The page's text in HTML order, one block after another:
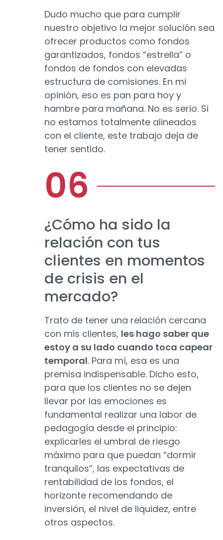
Dudo mucho que para cumplir
nuestro objetivo la mejor solución sea
ofrecer productos como fondos
garantizados, fondos “estrella” o
fondos de fondos con elevadas
estructura de comisiones. En mi
opinión, eso es pan para hoy y
hambre para mañana. No es serio. Si
no estamos totalmente alineados
con el cliente, este trabajo deja de
tener sentido.
¿Cómo ha sido la
relación con tus
clientes en momentos
de crisis en el
mercado?
Trato de tener una relación cercana
con mis clientes, les hago saber que
estoy a su lado cuando toca capear
temporal. Para mí, esa es una
premisa indispensable. Dicho esto,
para que los clientes no se dejen
llevar por las emociones es
fundamental realizar una labor de
pedagogía desde el principio:
explicarles el umbral de riesgo
máximo para que puedan “dormir
tranquilos”, las expectativas de
rentabilidad de los fondos, el
horizonte recomendando de
inversión, el nivel de liquidez, entre
otros aspectos.